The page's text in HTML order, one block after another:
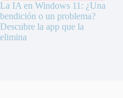
La IA en Windows 11: ¿Una
bendición o un problema?
Descubre la app que la
elimina